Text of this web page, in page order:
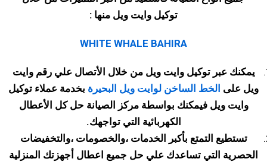
توكيل وايت ويل منها :
WHITE WHALE BAHIRA
يمكنك عبر توكيل وايت ويل من خلال الأتصال علي رقم وايت
ويل على الخط الساخن لوايت ويل البحيرة بخدمة عملاء توكيل
وايت ويل فيمكنك بواسطة مركز الصيانة حل كل الأعطال
الكهربائية التي تواجهك.
تستطيع التمتع بأكبر الخدمات ،والخصومات ،والتخفيضات
الحصرية التي تساعدك علي حل جميع اعطال أجهزتك المنزلية